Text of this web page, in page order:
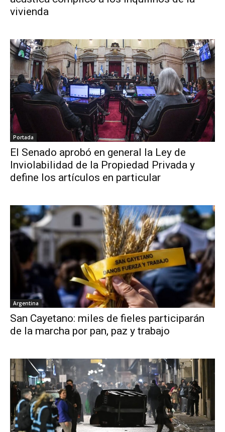
vivienda
Portada
El Senado aprobó en general la Ley de
Inviolabilidad de la Propiedad Privada y
define los artículos en particular
Argentina
San Cayetano: miles de fieles participarán
de la marcha por pan, paz y trabajo